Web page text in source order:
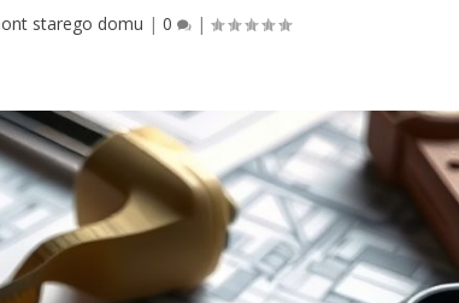
starego domu | 0 |